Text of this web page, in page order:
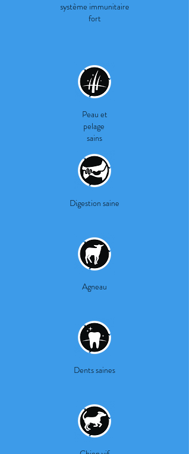
système immunitaire
fort
Peau et
pelage
sains
Digestion saine
Agneau
Dents saines